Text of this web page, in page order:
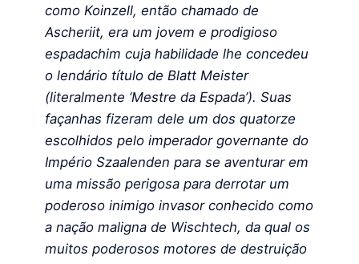
como Koinzell, então chamado de
Ascheriit, era um jovem e prodigioso
espadachim cuja habilidade lhe concedeu
o lendário título de Blatt Meister
(literalmente ‘Mestre da Espada’). Suas
façanhas fizeram dele um dos quatorze
escolhidos pelo imperador governante do
Império Szaalenden para se aventurar em
uma missão perigosa para derrotar um
poderoso inimigo invasor conhecido como
a nação maligna de Wischtech, da qual os
muitos poderosos motores de destruição